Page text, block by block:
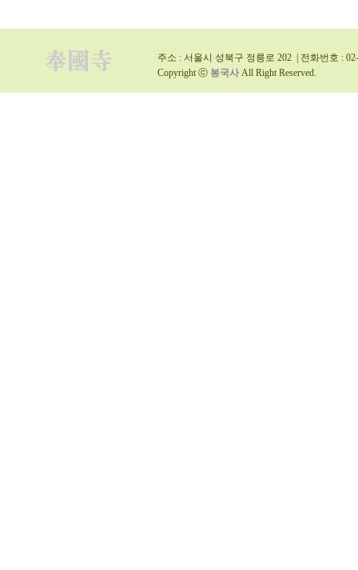
주소 : 서울시 성북구 정릉로 202 | 전화번호 :
Copyright ⓒ 봉국사 All Right Reserved.